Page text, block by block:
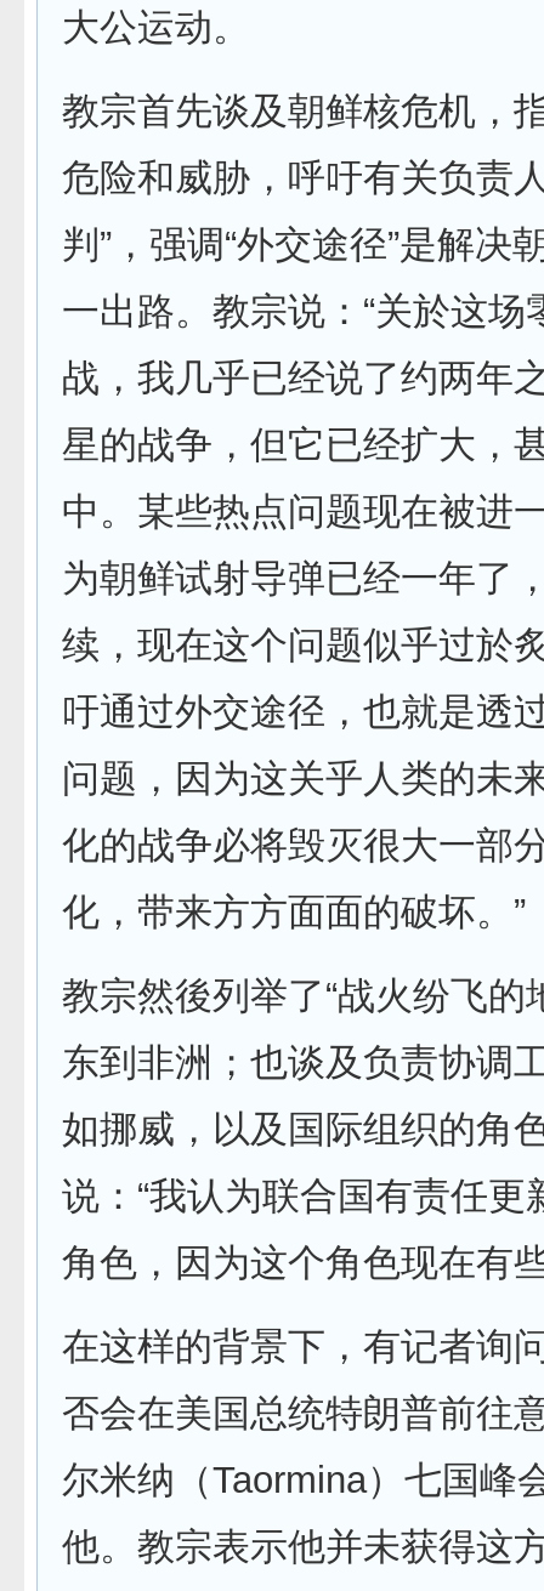
大公运动。
教宗首先谈及朝鲜核危机，
危险和威胁，呼吁有关负责
判”，强调“外交途径”是解决
一出路。教宗说：“关於这场
战，我几乎已经说了约两年
星的战争，但它已经扩大，
中。某些热点问题现在被进
为朝鲜试射导弹已经一年了
续，现在这个问题似乎过於
吁通过外交途径，也就是透
问题，因为这关乎人类的未
化的战争必将毁灭很大一部
化，带来方方面面的破坏。”
教宗然後列举了“战火纷飞的
东到非洲；也谈及负责协调
如挪威，以及国际组织的角
说：“我认为联合国有责任更
角色，因为这个角色现在有
在这样的背景下，有记者询
否会在美国总统特朗普前往
尔米纳（Taormina）七国峰
他。教宗表示他并未获得这